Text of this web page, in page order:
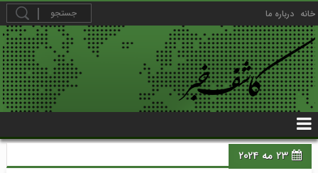
خانه درباره ما
23 مه 2024